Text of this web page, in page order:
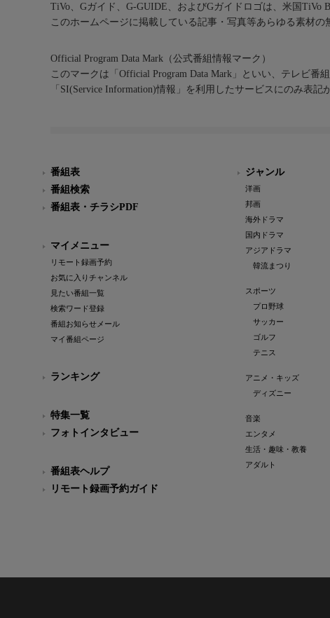
TiVo、Gガイド、G-GUIDE、およびGガイドロゴは、米国TiVo
このホームページに掲載している記事・写真等あらゆる素材の
Official Program Data Mark（公式番組情報マーク）
このマークは「Official Program Data Mark」といい、テレビ番
「SI(Service Information)情報」を利用したサービスにのみ表記
番組表
番組検索
番組表・チラシPDF
マイメニュー
リモート録画予約
お気に入りチャンネル
見たい番組一覧
検索ワード登録
番組お知らせメール
マイ番組ページ
ランキング
特集一覧
フォトインタビュー
番組表ヘルプ
リモート録画予約ガイド
ジャンル
洋画
邦画
海外ドラマ
国内ドラマ
アジアドラマ
韓流まつり
スポーツ
プロ野球
サッカー
ゴルフ
テニス
アニメ・キッズ
ディズニー
音楽
エンタメ
生活・趣味・教養
アダルト